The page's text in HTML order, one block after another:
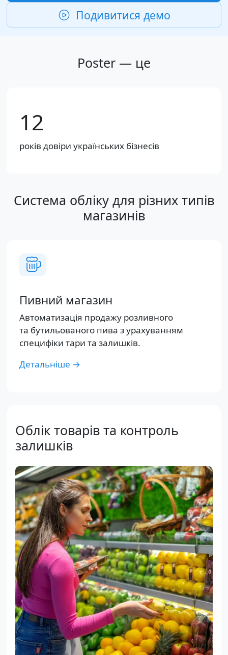
Подивитися демо
Poster — це
12
років довіри українських бізнесів
Система обліку для різних типів
магазинів
Пивний магазин
Автоматизація продажу розливного
та бутильованого пива з урахуванням
специфіки тари та залишків.
Детальніше →
Облік товарів та контроль
залишків